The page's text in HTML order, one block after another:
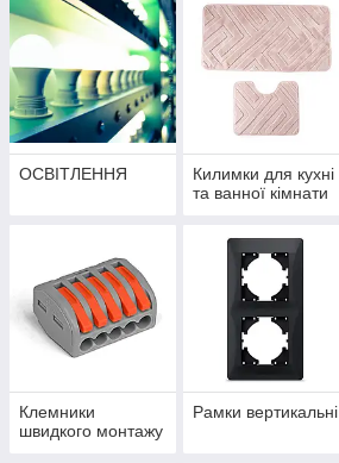
ОСВІТЛЕННЯ
Килимки для кухні
та ванної кімнати
Клемники
швидкого монтажу
Рамки вертикальні